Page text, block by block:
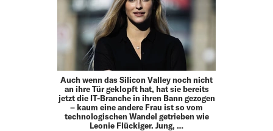
Auch wenn das Silicon Valley noch nicht
an ihre Tür geklopft hat, hat sie bereits
jetzt die IT-Branche in ihren Bann gezogen
– kaum eine andere Frau ist so vom
technologischen Wandel getrieben wie
Leonie Flückiger. Jung, …